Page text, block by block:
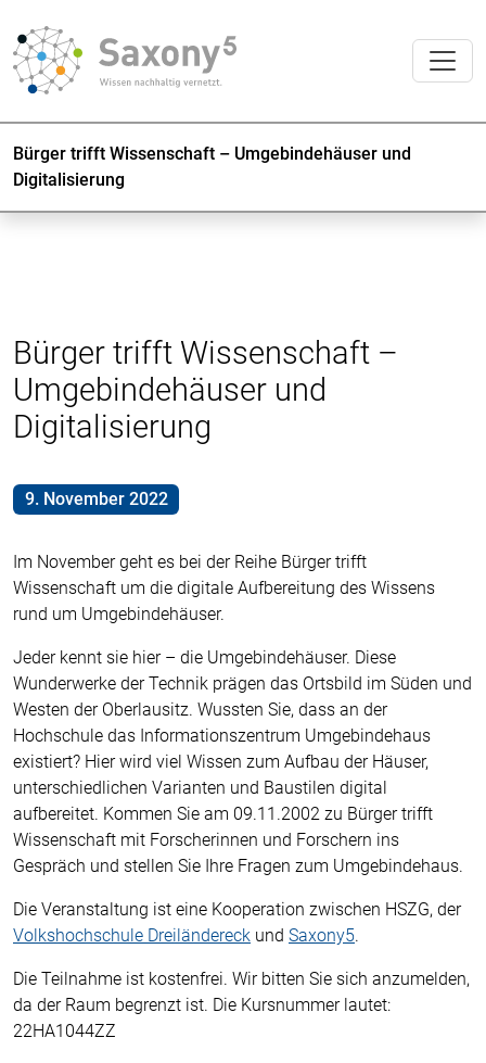
Bürger trifft Wissenschaft – Umgebindehäuser und
Digitalisierung
Bürger trifft Wissenschaft –
Umgebindehäuser und
Digitalisierung
9. November 2022
Im November geht es bei der Reihe Bürger trifft
Wissenschaft um die digitale Aufbereitung des Wissens
rund um Umgebindehäuser.
Jeder kennt sie hier – die Umgebindehäuser. Diese
Wunderwerke der Technik prägen das Ortsbild im Süden und
Westen der Oberlausitz. Wussten Sie, dass an der
Hochschule das Informationszentrum Umgebindehaus
existiert? Hier wird viel Wissen zum Aufbau der Häuser,
unterschiedlichen Varianten und Baustilen digital
aufbereitet. Kommen Sie am 09.11.2002 zu Bürger trifft
Wissenschaft mit Forscherinnen und Forschern ins
Gespräch und stellen Sie Ihre Fragen zum Umgebindehaus.
Die Veranstaltung ist eine Kooperation zwischen HSZG, der
Volkshochschule Dreiländereck und Saxony5.
Die Teilnahme ist kostenfrei. Wir bitten Sie sich anzumelden,
da der Raum begrenzt ist. Die Kursnummer lautet:
22HA1044ZZ